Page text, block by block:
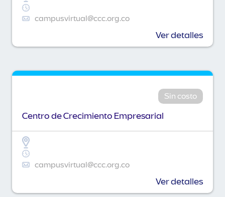
campusvirtual@ccc.org.co
Ver detalles
Sin costo
Centro de Crecimiento Empresarial
campusvirtual@ccc.org.co
Ver detalles